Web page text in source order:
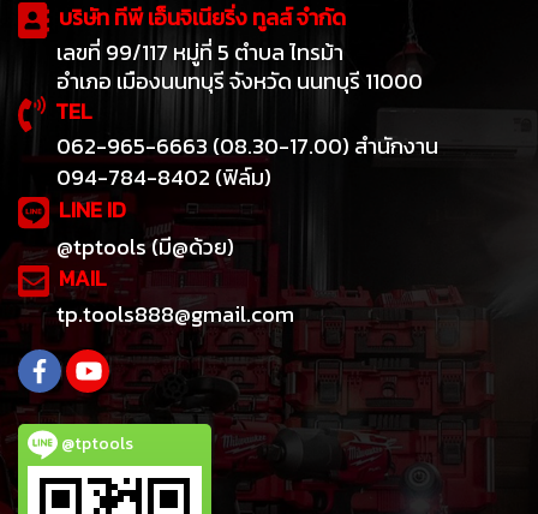
บริษัท ทีพี เอ็นจิเนียริ่ง ทูลส์ จำกัด
เลขที่ 99/117 หมู่ที่ 5 ตำบล ไทรม้า
อำเภอ เมืองนนทบุรี จังหวัด นนทบุรี 11000
TEL
062-965-6663 (08.30-17.00) สำนักงาน
094-784-8402 (ฟิล์ม)
LINE ID
@tptools (มี@ด้วย)
MAIL
tp.tools888@gmail.com
@tptools